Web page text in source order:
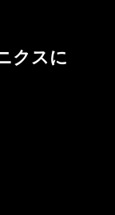
クスに